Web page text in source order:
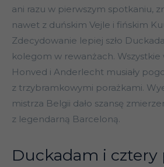
ani razu w pierwszym spotkaniu,
nawet z duńskim Vejle i fińskim
Zdecydowanie lepiej szło
kolegom w rewanżach. Wszystkie
Honved i Anderlecht musiały
z trzybramkowymi porażkami.
mistrza Belgii dało szansę
z legendarną Barceloną.
Duckadam i cztery